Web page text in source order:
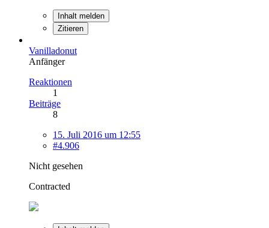
Inhalt melden
Zitieren
Vanilladonut
Anfänger
Reaktionen
1
Beiträge
8
15. Juli 2016 um 12:55
#4.906
Nicht gesehen
Contracted